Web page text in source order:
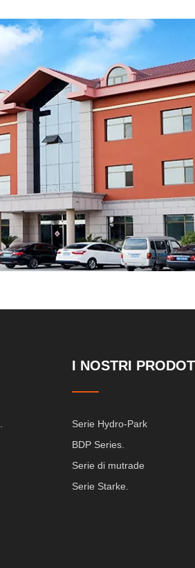
I NOSTRI
Serie Hydro-Park
BDP Series.
Serie di mutrade
Serie Starke.